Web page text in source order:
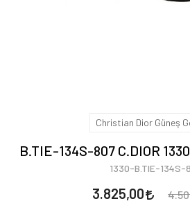
Christian Dior Güneş
B.TIE-134S-807 C.DIOR
1330-B.TIE-134S-
3.825,00